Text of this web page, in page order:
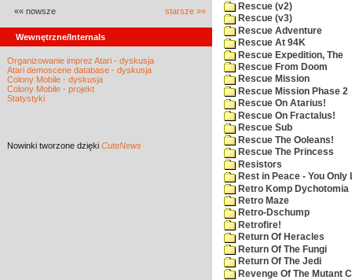
«« nowsze starsze »»
Wewnętrzne/Internals
Organizowanie imprez Atari - dyskusja
Atari demoscene database - dyskusja
Colony Mobile - dyskusja
Colony Mobile - projekt
Statystyki
Nowinki tworzone dzięki CuteNews
Rescue (v2)
Rescue (v3)
Rescue Adventure
Rescue At 94K
Rescue Expedition, The
Rescue From Doom
Rescue Mission
Rescue Mission Phase 2
Rescue On Atarius!
Rescue On Fractalus!
Rescue Sub
Rescue The Ooleans!
Rescue The Princess
Resistors
Rest in Peace - You Only
Retro Komp Dychotomia
Retro Maze
Retro-Dschump
Retrofire!
Return Of Heracles
Return Of The Fungi
Return Of The Jedi
Revenge Of The Mutant